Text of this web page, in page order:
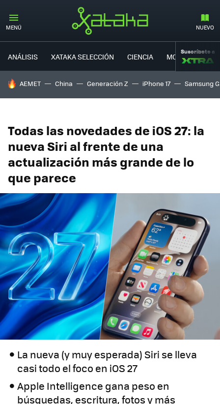
MENÚ NUEVO
ANÁLISIS XATAKA SELECCIÓN CIENCIA MOVILIDAD
Suscríbete a
HOY SE HABLA DE
AEMET China Generación Z iPhone 17 Samsung
Todas las novedades de iOS 27: la
nueva Siri al frente de una
actualización más grande de lo
que parece
La nueva (y muy esperada) Siri se lleva
casi todo el foco en iOS 27
Apple Intelligence gana peso en
búsquedas, escritura, fotos y más